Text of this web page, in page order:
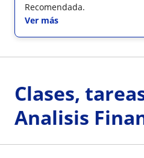
Recomendada.
Ver más
Clases,
Analisis